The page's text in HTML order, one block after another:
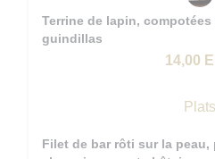
Terrine de lapin,
guindillas
14,00
Plats
Filet de bar rôti sur la peau,